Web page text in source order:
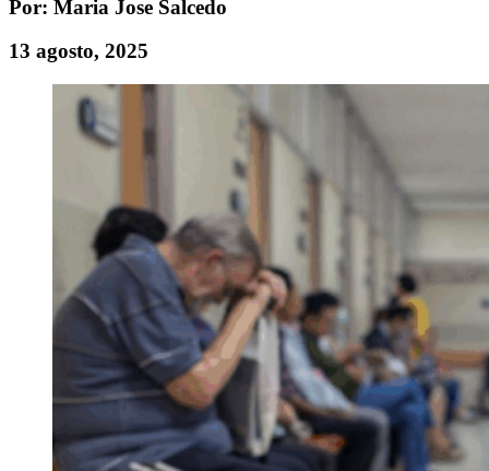
Por: Maria Jose Salcedo
13 agosto, 2025